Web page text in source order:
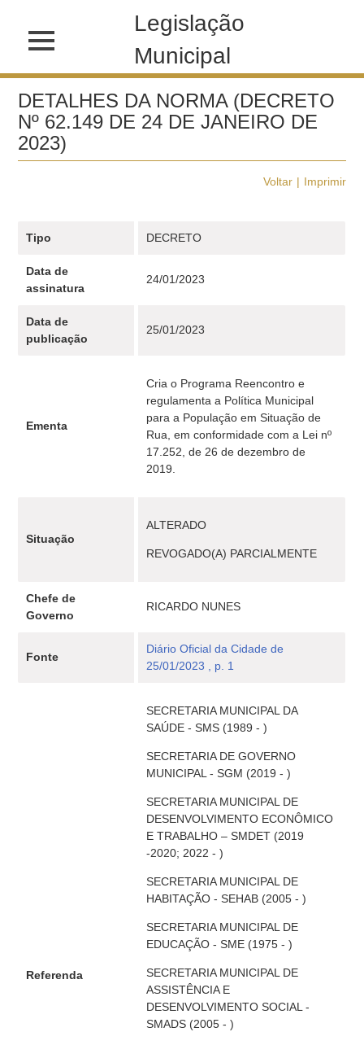
Legislação
Municipal
DETALHES DA NORMA (DECRETO
Nº 62.149 DE 24 DE JANEIRO DE
2023)
Voltar Imprimir
Tipo DECRETO
Data de
assinatura
24/01/2023
Data de
publicação
25/01/2023
Ementa
Cria o Programa Reencontro e
regulamenta a Política Municipal
para a População em Situação de
Rua, em conformidade com a Lei nº
17.252, de 26 de dezembro de
2019.
Situação
ALTERADO
REVOGADO(A) PARCIALMENTE
Chefe de
Governo
RICARDO NUNES
Fonte
Diário Oficial da Cidade de
25/01/2023 , p. 1
Referenda
SECRETARIA MUNICIPAL DA
SAÚDE - SMS (1989 - )
SECRETARIA DE GOVERNO
MUNICIPAL - SGM (2019 - )
SECRETARIA MUNICIPAL DE
DESENVOLVIMENTO ECONÔMICO
E TRABALHO – SMDET (2019
-2020; 2022 - )
SECRETARIA MUNICIPAL DE
HABITAÇÃO - SEHAB (2005 - )
SECRETARIA MUNICIPAL DE
EDUCAÇÃO - SME (1975 - )
SECRETARIA MUNICIPAL DE
ASSISTÊNCIA E
DESENVOLVIMENTO SOCIAL -
SMADS (2005 - )